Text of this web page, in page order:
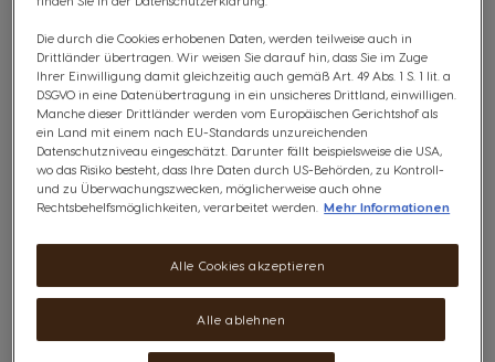
Kaufe deine Lieblingskaffees und sichere dir mit
dem Code 3PLUS1 bis zu 4 Gratis-Boxen.
*Weitere Infos
Die durch die Cookies erhobenen Daten, werden teilweise auch in
Drittländer übertragen. Wir weisen Sie darauf hin, dass Sie im Zuge
Ihrer Einwilligung damit gleichzeitig auch gemäß Art. 49 Abs. 1 S. 1 lit. a
DSGVO in eine Datenübertragung in ein unsicheres Drittland, einwilligen.
Manche dieser Drittländer werden vom Europäischen Gerichtshof als
ein Land mit einem nach EU-Standards unzureichenden
Datenschutzniveau eingeschätzt. Darunter fällt beispielsweise die USA,
wo das Risiko besteht, dass Ihre Daten durch US-Behörden, zu Kontroll-
und zu Überwachungszwecken, möglicherweise auch ohne
Rechtsbehelfsmöglichkeiten, verarbeitet werden.
Mehr Informationen
Alle ablehnen
Alle Cookies akzeptieren